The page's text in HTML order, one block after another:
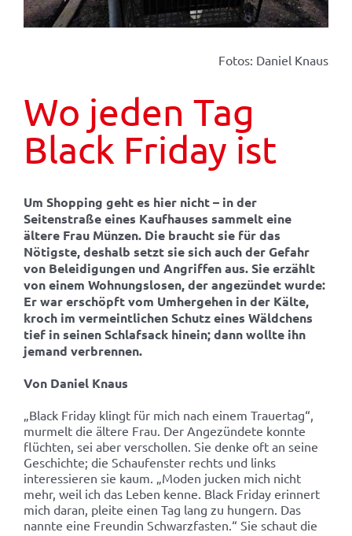
Fotos: Daniel Knaus
Wo jeden Tag
Black Friday ist
Um Shopping geht es hier nicht – in der
Seitenstraße eines Kaufhauses sammelt eine
ältere Frau Münzen. Die braucht sie für das
Nötigste, deshalb setzt sie sich auch der Gefahr
von Beleidigungen und Angriffen aus. Sie erzählt
von einem Wohnungslosen, der angezündet wurde:
Er war erschöpft vom Umhergehen in der Kälte,
kroch im vermeintlichen Schutz eines Wäldchens
tief in seinen Schlafsack hinein; dann wollte ihn
jemand verbrennen.
Von Daniel Knaus
„Black Friday klingt für mich nach einem Trauertag“,
murmelt die ältere Frau. Der Angezündete konnte
flüchten, sei aber verschollen. Sie denke oft an seine
Geschichte; die Schaufenster rechts und links
interessieren sie kaum. „Moden jucken mich nicht
mehr, weil ich das Leben kenne. Black Friday erinnert
mich daran, pleite einen Tag lang zu hungern. Das
nannte eine Freundin Schwarzfasten.“ Sie schaut die